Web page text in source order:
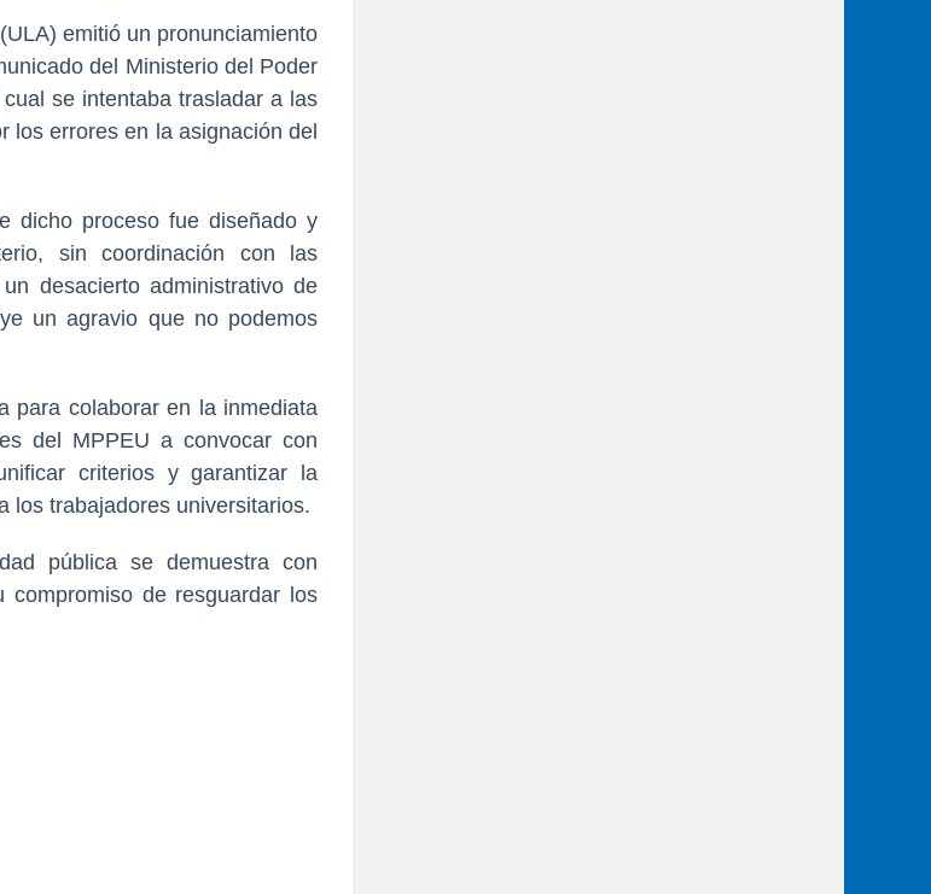
emitió un pronunciamiento
del Ministerio del Poder
se intentaba trasladar a las
los errores en la asignación del
dicho proceso fue diseñado y
sin coordinación con las
desacierto administrativo de
un agravio que no podemos
para colaborar en la inmediata
del MPPEU a convocar con
criterios y garantizar la
los trabajadores universitarios.
compromiso de resguardar los